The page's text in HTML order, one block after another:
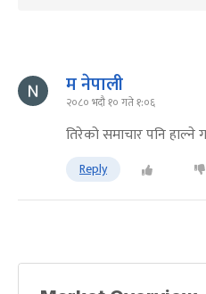
म नेपाली
२०८० भदौ १० गते १:०६
तिरेको समाचार पनि हाल्ने
Reply